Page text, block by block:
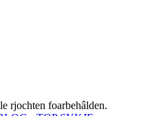
rjochten foarbehâlden.